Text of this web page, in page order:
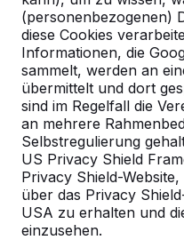
(personenbezogenen)
diese Cookies
Informationen, die
sammelt, werden an
übermittelt und dort
sind im Regelfall die
an mehrere
Selbstregulierung
US Privacy Shield
Privacy Shield-
über das Privacy
USA zu erhalten und
einzusehen.
Unsere Produkte
und darüber hinaus.
ein HeBlad-Produkt
Produkt
Alles anzeigen
Kategorie
Alles anzeigen